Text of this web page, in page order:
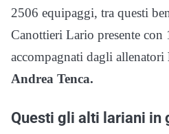
2506 equipaggi, tra questi
Canottieri Lario presente
accompagnati dagli allenatori
Andrea Tenca.
Questi gli alti lariani in